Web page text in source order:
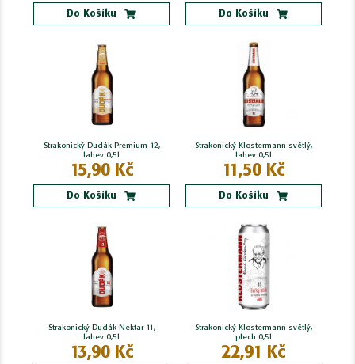
Do Košíku Do Košíku
Strakonický Dudák Premium 12,
lahev 0,5l
15,90 Kč
Do Košíku
Strakonický Klostermann světlý,
lahev 0,5l
11,50 Kč
Do Košíku
Strakonický Dudák Nektar 11,
lahev 0,5l
13,90 Kč
Strakonický Klostermann světlý,
plech 0,5l
22,91 Kč